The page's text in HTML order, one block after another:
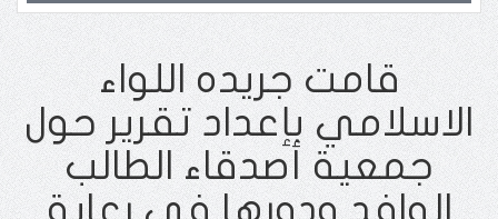
قامت جريده اللواء
الاسلامي بإعداد تقرير حول
جمعية أصدقاء الطالب
الوافد ودورها في رعاية